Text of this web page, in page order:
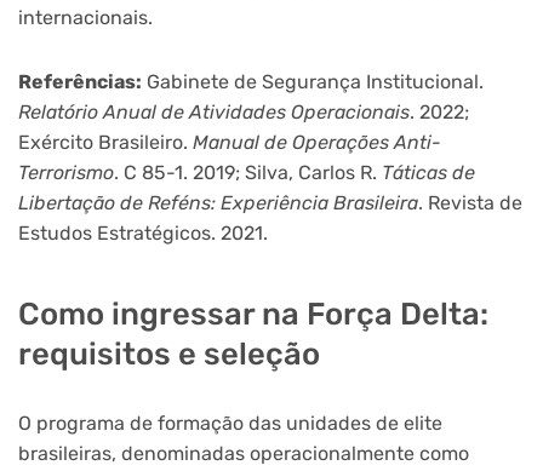
internacionais.
Referências: Gabinete de Segurança Institucional.
Relatório Anual de Atividades Operacionais. 2022;
Exército Brasileiro. Manual de Operações Anti-
Terrorismo. C 85-1. 2019; Silva, Carlos R. Táticas de
Libertação de Reféns: Experiência Brasileira. Revista de
Estudos Estratégicos. 2021.
Como ingressar na Força Delta:
requisitos e seleção
O programa de formação das unidades de elite
brasileiras, denominadas operacionalmente como